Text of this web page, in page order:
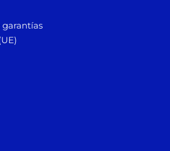
garantías